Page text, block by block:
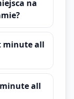
na
minute all
all